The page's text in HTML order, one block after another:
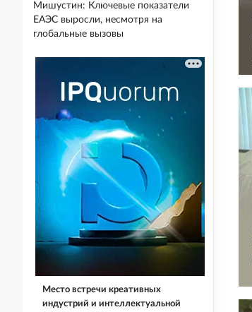
Мишустин: Ключевые показатели
ЕАЭС выросли, несмотря на
глобальные вызовы
Место встречи креативных
индустрий и интеллектуальной